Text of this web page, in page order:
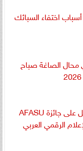
اختفاء السبائك
محال الصاغة صباح
”هلا بودكاست” تحصل على جائزة AFASU
الرقمي العربي